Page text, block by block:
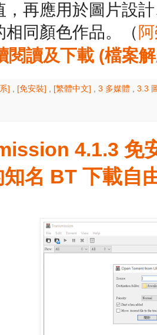
，再應用於圖片設
相同顏色作品。（
閱讀及下載 (檔案
] [免安裝] [繁體中文] 3 多媒體 3.3
4.1.3 免
名 BT 下載自